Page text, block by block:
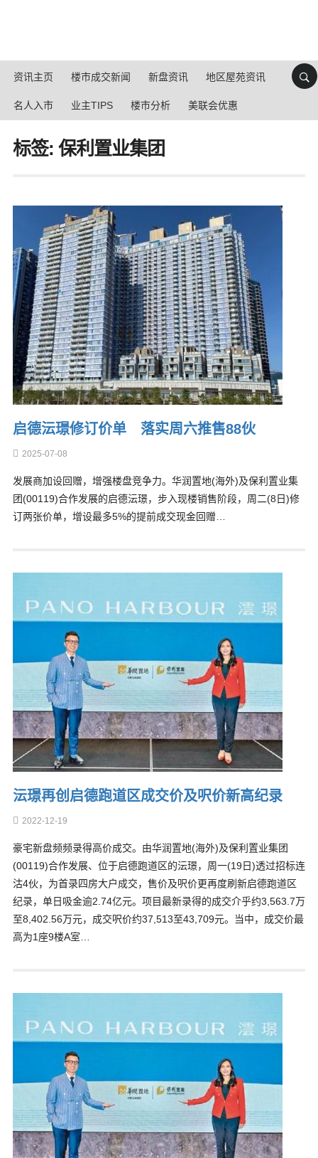
资讯主页 楼市成交新闻 新盘资讯 地区屋苑资讯
名人入市 业主TIPS 楼市分析 美联会优惠
标签: 保利置业集团
启德沄璟修订价单 落实周六推售88伙
2025-07-08
发展商加设回赠，增强楼盘竞争力。华润置地(海外)及保利置业集
团(00119)合作发展的启德沄璟，步入现楼销售阶段，周二(8日)修
订两张价单，增设最多5%的提前成交现金回赠…
沄璟再创启德跑道区成交价及呎价新高纪录
2022-12-19
豪宅新盘频频录得高价成交。由华润置地(海外)及保利置业集团
(00119)合作发展、位于启德跑道区的沄璟，周一(19日)透过招标连
沽4伙，为首录四房大户成交，售价及呎价更再度刷新启德跑道区
纪录，单日吸金逾2.74亿元。项目最新录得的成交介乎约3,563.7万
至8,402.56万元，成交呎价约37,513至43,709元。当中，成交价最
高为1座9楼A室…